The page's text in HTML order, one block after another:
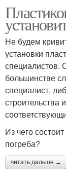
Не будем
установки
специалистов.
большинстве
специалист,
строительства
Из чего
погреба?
читать дальше →